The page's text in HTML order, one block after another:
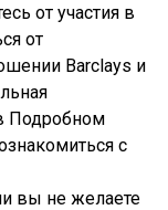
от участия в
от
Barclays и
Подробном
с
вы не желаете